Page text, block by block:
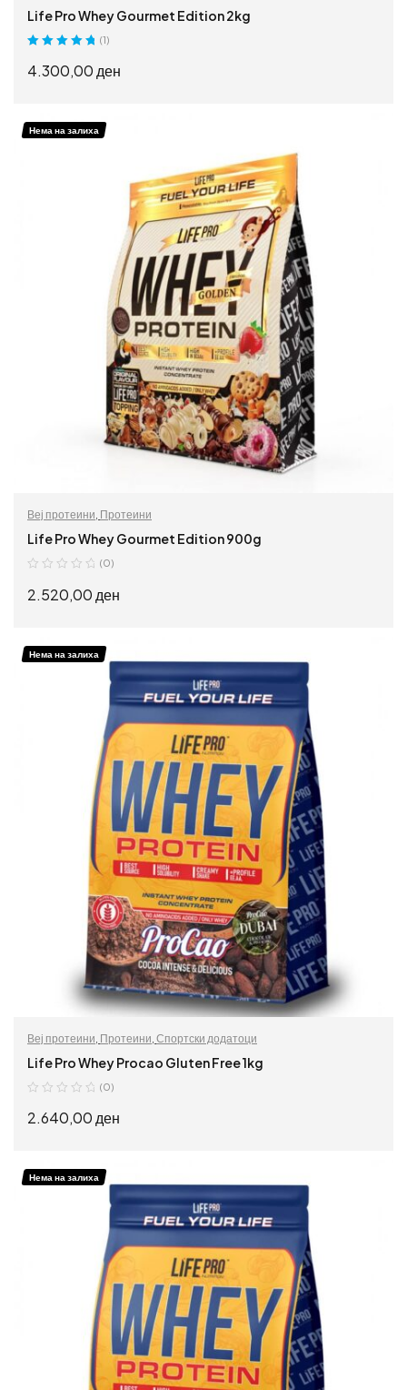
Life Pro Whey Gourmet Edition 2kg
од 5
(1)
4.300,00ден
Нема на залиха
Веј протеини, Протеини
Life Pro Whey Gourmet Edition 900g
(0)
2.520,00 ден
Нема на залиха
Веј протеини Протеини Спортски додатоци
Life Pro Whey Procao Gluten Free 1kg
(0)
2.640,00 ден
Нема на залиха